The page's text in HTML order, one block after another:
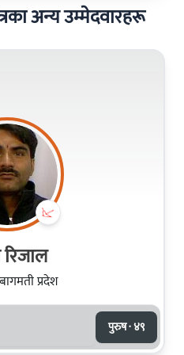
अन्य उम्मेदवारहरू
प्रदेश
पुरुष · ४९